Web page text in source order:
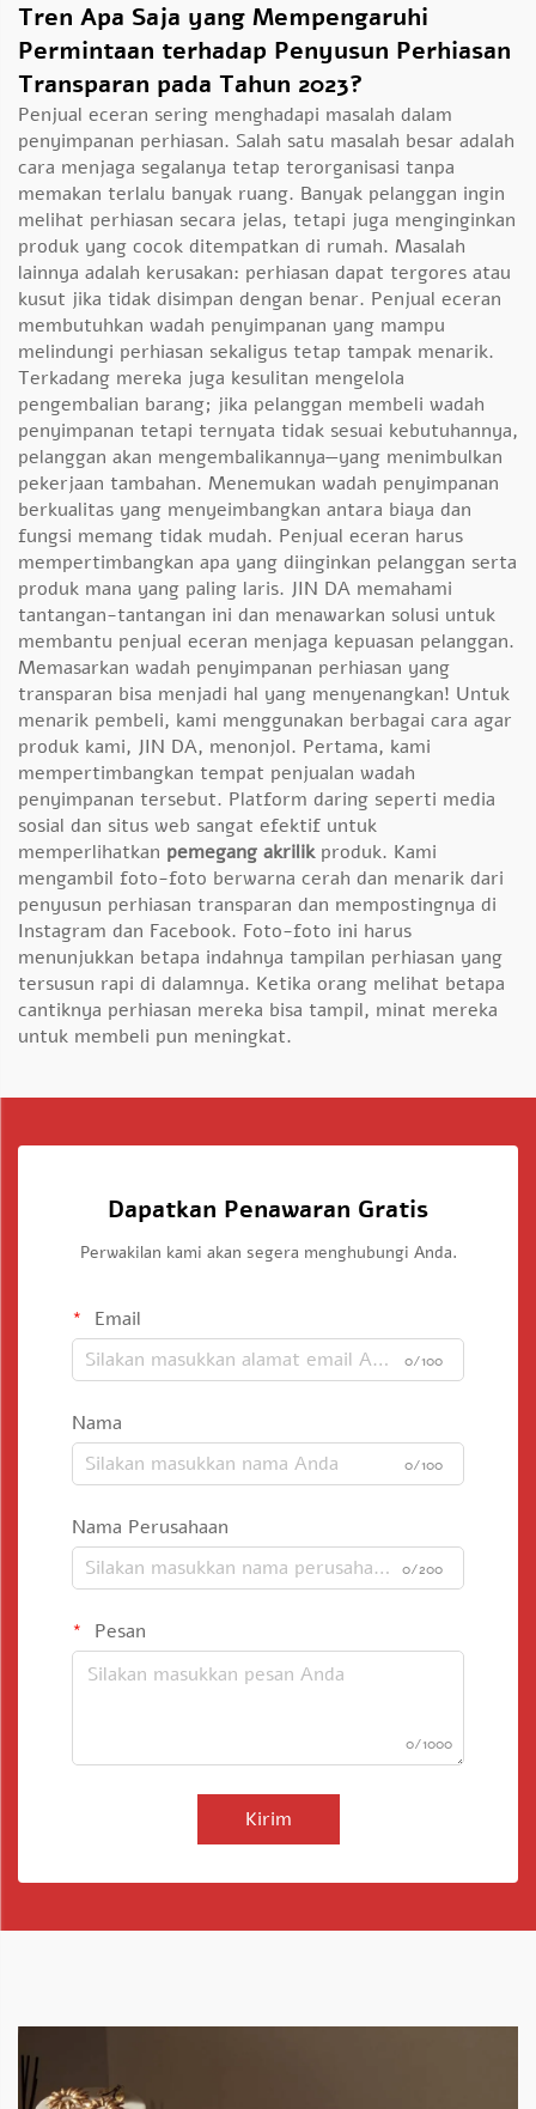
Tren Apa Saja yang Mempengaruhi
Permintaan terhadap Penyusun Perhiasan
Transparan pada Tahun 2023?
Penjual eceran sering menghadapi masalah dalam
penyimpanan perhiasan. Salah satu masalah besar adalah
cara menjaga segalanya tetap terorganisasi tanpa
memakan terlalu banyak ruang. Banyak pelanggan ingin
melihat perhiasan secara jelas, tetapi juga menginginkan
produk yang cocok ditempatkan di rumah. Masalah
lainnya adalah kerusakan: perhiasan dapat tergores atau
kusut jika tidak disimpan dengan benar. Penjual eceran
membutuhkan wadah penyimpanan yang mampu
melindungi perhiasan sekaligus tetap tampak menarik.
Terkadang mereka juga kesulitan mengelola
pengembalian barang; jika pelanggan membeli wadah
penyimpanan tetapi ternyata tidak sesuai kebutuhannya,
pelanggan akan mengembalikannya—yang menimbulkan
pekerjaan tambahan. Menemukan wadah penyimpanan
berkualitas yang menyeimbangkan antara biaya dan
fungsi memang tidak mudah. Penjual eceran harus
mempertimbangkan apa yang diinginkan pelanggan serta
produk mana yang paling laris. JIN DA memahami
tantangan-tantangan ini dan menawarkan solusi untuk
membantu penjual eceran menjaga kepuasan pelanggan.
Memasarkan wadah penyimpanan perhiasan yang
transparan bisa menjadi hal yang menyenangkan! Untuk
menarik pembeli, kami menggunakan berbagai cara agar
produk kami, JIN DA, menonjol. Pertama, kami
mempertimbangkan tempat penjualan wadah
penyimpanan tersebut. Platform daring seperti media
sosial dan situs web sangat efektif untuk
memperlihatkan pemegang akrilik produk. Kami
mengambil foto-foto berwarna cerah dan menarik dari
penyusun perhiasan transparan dan mempostingnya di
Instagram dan Facebook. Foto-foto ini harus
menunjukkan betapa indahnya tampilan perhiasan yang
tersusun rapi di dalamnya. Ketika orang melihat betapa
cantiknya perhiasan mereka bisa tampil, minat mereka
untuk membeli pun meningkat.
Dapatkan Penawaran Gratis
Perwakilan kami akan segera menghubungi Anda.
Email
0/100
Nama
0/100
Nama Perusahaan
0/200
Pesan
0/1000
Kirim